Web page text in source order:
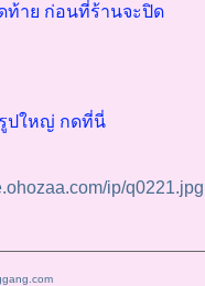
ท้าย ก่อนที่ร้านจะปิด
ปใหญ่ กดที่นี่
ip/q0221.jpg